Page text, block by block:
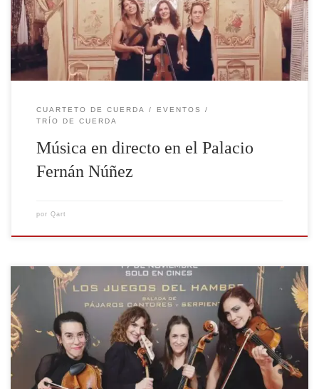
privilegio de ofrecer una actuación con trío de cuerda
en el Palacio Fernán Núñez de Madrid, uno de los
enclaves […]
CUARTETO DE CUERDA
EVENTOS
TRÍO DE CUERDA
Música en directo en el Palacio
Fernán Núñez
por Qart